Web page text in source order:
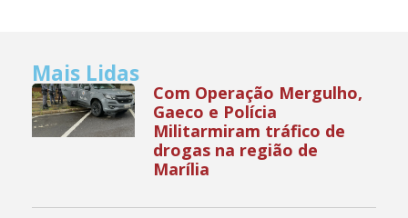
Mais Lidas
Com Operação Mergulho,
Gaeco e Polícia
Militarmiram tráfico de
drogas na região de
Marília